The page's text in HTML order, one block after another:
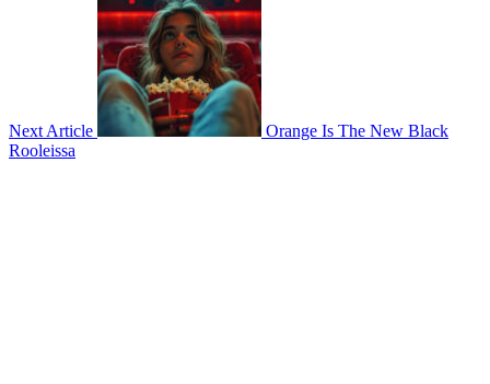
Next Article
Orange Is The New Black
Rooleissa